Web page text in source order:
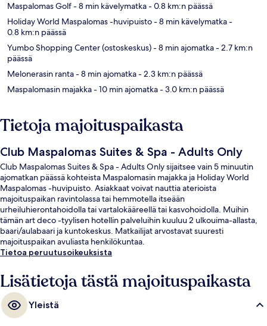
Maspalomas Golf- 8 min kävelymatka- 0.8 km:n päässä
Holiday World Maspalomas -huvipuisto- 8 min kävelymatka-
0.8 km:n päässä
Yumbo Shopping Center (ostoskeskus)- 8 min ajomatka- 2.7 km:n
päässä
Melonerasin ranta- 8 min ajomatka- 2.3 km:n päässä
Maspalomasin majakka- 10 min ajomatka- 3.0 km:n päässä
Tietoja majoituspaikasta
Club Maspalomas Suites & Spa - Adults Only
Club Maspalomas Suites & Spa - Adults Only sijaitsee vain 5 minuutin
ajomatkan päässä kohteista Maspalomasin majakka ja Holiday World
Maspalomas -huvipuisto. Asiakkaat voivat nauttia aterioista
majoituspaikan ravintolassa tai hemmotella itseään
urheiluhierontahoidolla tai vartalokääreellä tai kasvohoidolla. Muihin
tämän art deco -tyylisen hotellin palveluihin kuuluu 2 ulkouima-allasta,
baari/aulabaari ja kuntokeskus. Matkailijat arvostavat suuresti
majoituspaikan avuliasta henkilökuntaa.
Tietoa peruutusoikeuksista
Lisätietoja tästä majoituspaikasta
Yleistä